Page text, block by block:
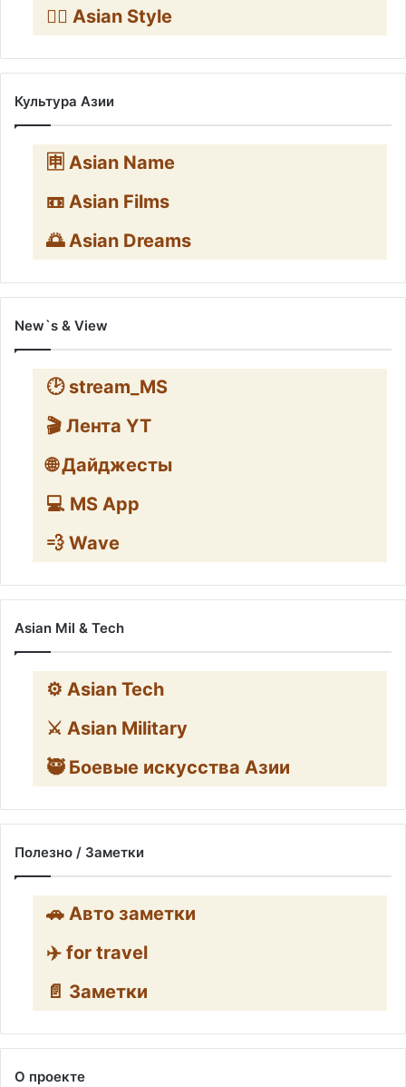
🧛‍♂️ Asian Style
Культура Азии
🈸 Asian Name
📼 Asian Films
🌅 Asian Dreams
New`s & View
🕑 stream_MS
🎬 Лента YT
🌐 Дайджесты
💻 MS App
💨 Wave
Asian Mil & Tech
⚙️ Asian Tech
⚔️ Asian Military
🥷 Боевые искусства Азии
Полезно / Заметки
🚗 Авто заметки
✈️ for travel
📄 Заметки
О проекте